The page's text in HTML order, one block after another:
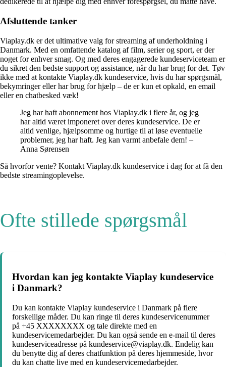
Afsluttende tanker
Viaplay.dk er det ultimative valg for streaming af underholdning i
Danmark. Med en omfattende katalog af film, serier og sport, er der
noget for enhver smag. Og med deres engagerede kundeserviceteam er
du sikret den bedste support og assistance, når du har brug for det. Tøv
ikke med at kontakte Viaplay.dk kundeservice, hvis du har spørgsmål,
bekymringer eller har brug for hjælp – de er kun et opkald, en email
eller en chatbesked væk!
Jeg har haft abonnement hos Viaplay.dk i flere år, og jeg
har altid været imponeret over deres kundeservice. De er
altid venlige, hjælpsomme og hurtige til at løse eventuelle
problemer, jeg har haft. Jeg kan varmt anbefale dem! –
Anna Sørensen
Så hvorfor vente? Kontakt Viaplay.dk kundeservice i dag for at få den
bedste streamingoplevelse.
Ofte stillede spørgsmål
Hvordan kan jeg kontakte Viaplay kundeservice
i Danmark?
Du kan kontakte Viaplay kundeservice i Danmark på flere
forskellige måder. Du kan ringe til deres kundeservicenummer
på +45 XXXXXXXX og tale direkte med en
kundeservicemedarbejder. Du kan også sende en e-mail til deres
kundeserviceadresse på kundeservice@viaplay.dk. Endelig kan
du benytte dig af deres chatfunktion på deres hjemmeside, hvor
du kan chatte live med en kundeservicemedarbejder.